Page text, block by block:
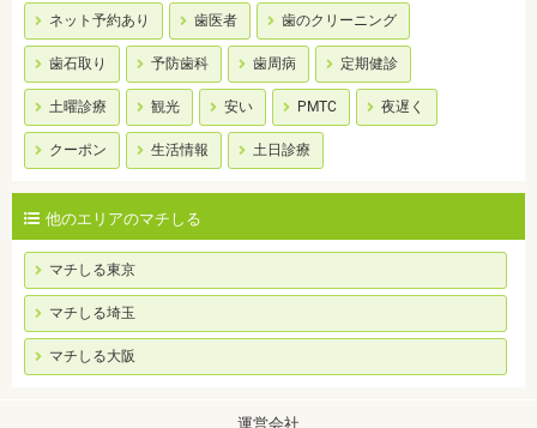
ネット予約あり 歯医者 歯のクリーニング
歯石取り 予防歯科 歯周病 定期健診
土曜診療 観光 安い PMTC 夜遅く
クーポン 生活情報 土日診療
他のエリアのマチしる
マチしる東京
マチしる埼玉
マチしる大阪
運営会社